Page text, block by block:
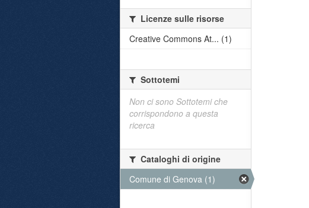
Licenze sulle risorse
Creative Commons At... (1)
Sottotemi
Non ci sono Sottotemi che
corrispondono a questa
ricerca
Cataloghi di origine
Comune di Genova (1)